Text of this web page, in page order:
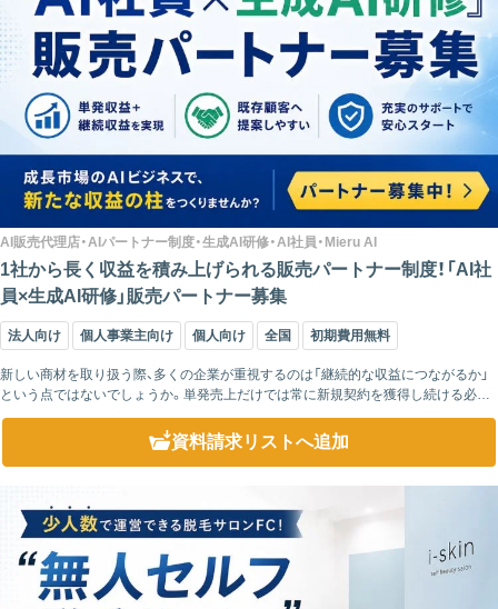
AI販売代理店・AIパートナー制度・生成AI研修・AI社員・Mieru AI
1社から長く収益を積み上げられる販売パートナー制度！「AI社
員×生成AI研修」販売パートナー募集
法人向け 個人事業主向け 個人向け 全国 初期費用無料
新しい商材を取り扱う際、多くの企業が重視するのは「継続的な収益につながるか」
という点ではないでしょうか。単発売上だけでは常に新規契約を獲得し続ける必要
がありますが、継続課金型のサービスであれば契約が増えるほど安定した収益基盤
資料請求リストへ追加